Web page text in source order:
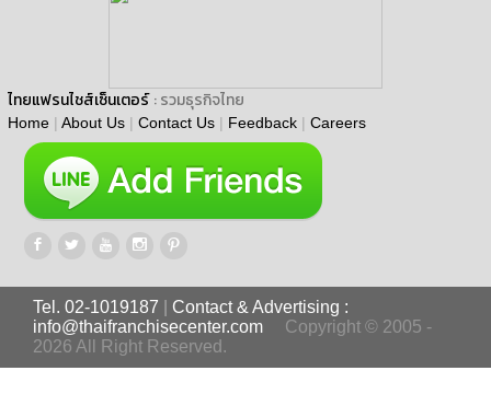
ไทยแฟรนไชส์เซ็นเตอร์ : รวมธุรกิจไทย
Home | About Us | Contact Us | Feedback | Careers
Tel. 02-1019187
Contact & Advertising :
info@thaifranchisecenter.com
Copyright © 2005 -
2026 All Right Reserved.